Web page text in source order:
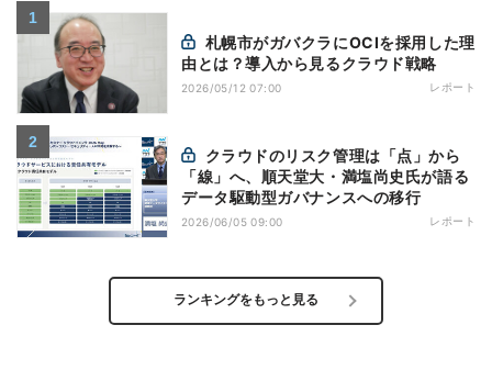
由とは？導入から見るクラウド戦略
2026/05/12 07:00 レポート
「線」へ、順天堂大・満塩尚史氏が語る
データ駆動型ガバナンスへの移行
2026/06/05 09:00 レポート
ランキングをもっと見る